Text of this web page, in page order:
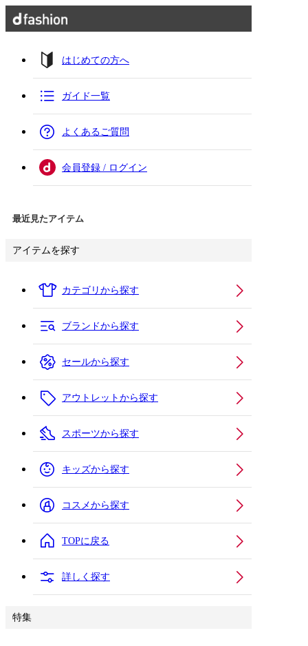
はじめての方へ
ガイド一覧
よくあるご質問
会員登録 / ログイン
最近見たアイテム
アイテムを探す
カテゴリから探す
ブランドから探す
セールから探す
アウトレットから探す
スポーツから探す
キッズから探す
コスメから探す
TOPに戻る
詳しく探す
特集